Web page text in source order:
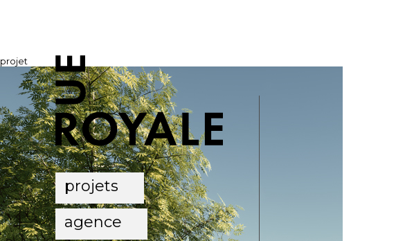
projets
agence
projet